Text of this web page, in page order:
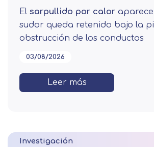
El sarpullido por calor
sudor queda retenido bajo la
obstrucción de los conductos
03/08/2026
Leer más
Investigación